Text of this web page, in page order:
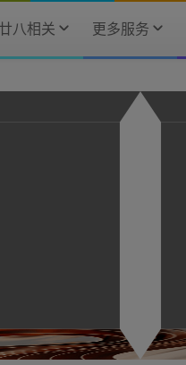
廿八相关 更多服务